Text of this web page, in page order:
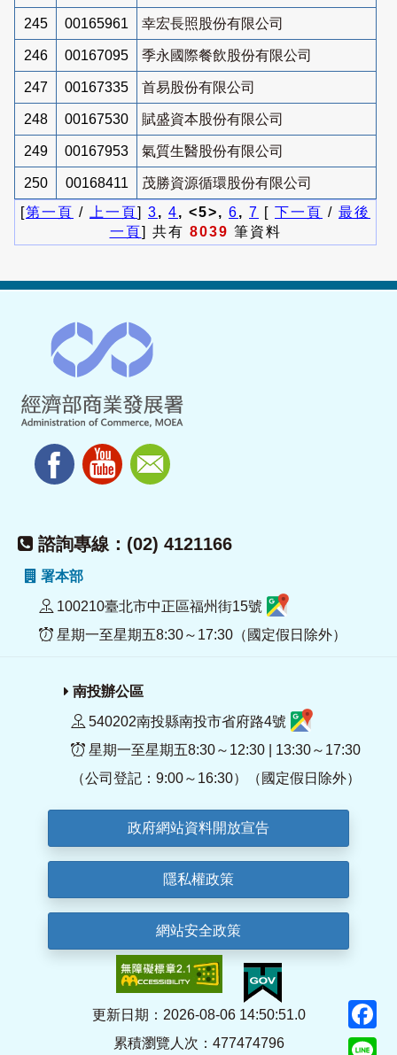
245 00165961 幸宏長照股份有限公司
246 00167095 季永國際餐飲股份有限公司
247 00167335 首易股份有限公司
248 00167530 賦盛資本股份有限公司
249 00167953 氣質生醫股份有限公司
250 00168411
茂勝資源循環股份有限公司
[第一頁 / 上一頁] 3, 4, <5>, 6, 7 [ 下一頁 / 最後
一頁] 共有 8039 筆資料
諮詢專線：(02) 4121166
署本部
100210臺北市中正區福州街15號
星期一至星期五8:30～17:30（國定假日除外）
南投辦公區
540202南投縣南投市省府路4號
星期一至星期五8:30～12:30 | 13:30～17:30
（公司登記：9:00～16:30）（國定假日除外）
政府網站資料開放宣告
隱私權政策
網站安全政策
更新日期：2026-08-06 14:50:51.0
累積瀏覽人次：477474796